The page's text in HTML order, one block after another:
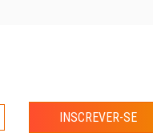
INSCREVER-SE